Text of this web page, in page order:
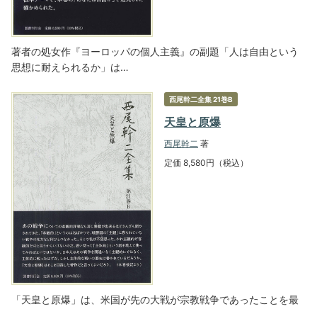
著者の処女作『ヨーロッパの個人主義』の副題「人は自由という
思想に耐えられるか」は…
西尾幹二全集 21巻B
天皇と原爆
西尾幹二 著
定価 8,580円（税込）
「天皇と原爆」は、米国が先の大戦が宗教戦争であったことを最